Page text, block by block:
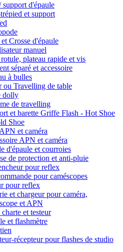
support d'épaule
et support
Crosse d'épaule
manuel
plateau rapide et vis
séparé et accessoire
à bulles
ou Travelling de table
dolly
de travelling
et barette Griffe Flash - Hot Shoe
Shoe
et caméra
APN et caméra
d'épaule et courroies
de protection et anti-pluie
pour reflex
pour caméscopes
pour reflex
et chargeur pour caméra,
et APN
et testeur
et flashmètre
récepteur pour flashes de studio